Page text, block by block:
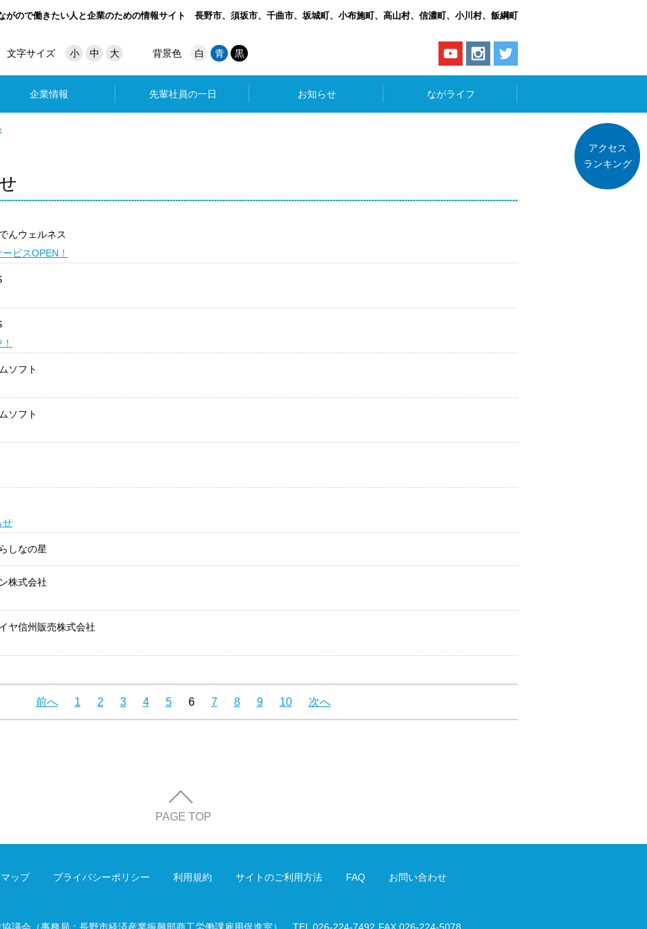
がので働きたい人と企業のための情報サイト 長野市、須坂市、千曲市、坂城町、小布施町、高山村、信濃町、小川村、飯綱町
文字サイズ 小 中 大 背景色 白 青 黒
企業情報 先輩社員の一日 お知らせ ながライフ
んウェルネス
ビスOPEN！
ソフト
ソフト
せ
しなの星
株式会社
ヤ信州販売株式会社
前へ 1 2 3 4 5 6 7 8 9 10 次へ
アクセス
ランキング
PAGE TOP
ップ プライバシーポリシー 利用規約 サイトのご利用方法 FAQ お問い合わせ